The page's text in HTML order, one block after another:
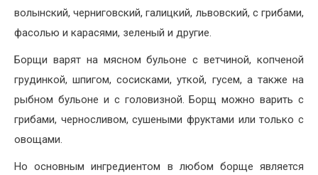
волынский, черниговский, галицкий, львовский, с грибами,
фасолью и карасями, зеленый и другие.
Борщи варят на мясном бульоне с ветчиной, копченой
грудинкой, шпигом, сосисками, уткой, гусем, а также на
рыбном бульоне и с головизной. Борщ можно варить с
грибами, черносливом, сушеными фруктами или только с
овощами.
Но основным ингредиентом в любом борще является